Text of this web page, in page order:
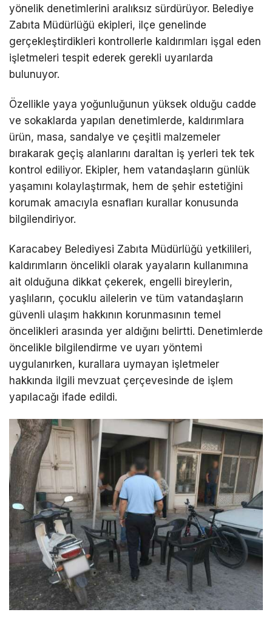
yönelik denetimlerini aralıksız sürdürüyor. Belediye
Zabıta Müdürlüğü ekipleri, ilçe genelinde
gerçekleştirdikleri kontrollerle kaldırımları işgal eden
işletmeleri tespit ederek gerekli uyarılarda
bulunuyor.
Özellikle yaya yoğunluğunun yüksek olduğu cadde
ve sokaklarda yapılan denetimlerde, kaldırımlara
ürün, masa, sandalye ve çeşitli malzemeler
bırakarak geçiş alanlarını daraltan iş yerleri tek tek
kontrol ediliyor. Ekipler, hem vatandaşların günlük
yaşamını kolaylaştırmak, hem de şehir estetiğini
korumak amacıyla esnafları kurallar konusunda
bilgilendiriyor.
Karacabey Belediyesi Zabıta Müdürlüğü yetkilileri,
kaldırımların öncelikli olarak yayaların kullanımına
ait olduğuna dikkat çekerek, engelli bireylerin,
yaşlıların, çocuklu ailelerin ve tüm vatandaşların
güvenli ulaşım hakkının korunmasının temel
öncelikleri arasında yer aldığını belirtti. Denetimlerde
öncelikle bilgilendirme ve uyarı yöntemi
uygulanırken, kurallara uymayan işletmeler
hakkında ilgili mevzuat çerçevesinde de işlem
yapılacağı ifade edildi.